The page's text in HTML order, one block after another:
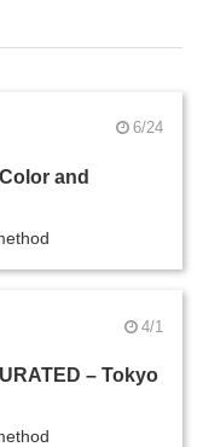
6/24
and
4/1
– Tokyo